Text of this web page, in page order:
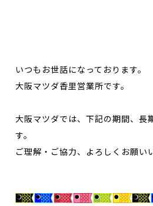
いつもお世話になっております。
大阪マツダ香里営業所です。
大阪マツダでは、下記の期間、長
す。
ご理解・ご協力、よろしくお願い